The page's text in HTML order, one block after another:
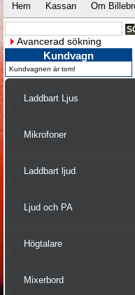
Hem Kassan Om
Avancerad sökning
Kundvagn
Kundvagnen är tom!
Laddbart Ljus
Mikrofoner
Laddbart ljud
Ljud och PA
Högtalare
Mixerbord